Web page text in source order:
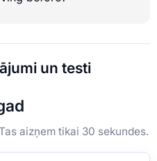
un testi
aizņem tikai 30 sekundes.